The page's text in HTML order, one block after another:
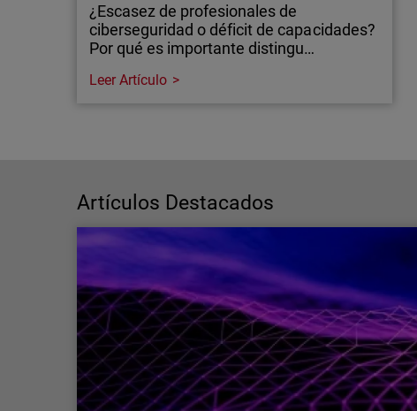
¿Escasez de profesionales de
ciberseguridad o déficit de capacidades?
Por qué es importante distingu…
Por qué es importante distingu…
ciberseguridad es una cuestión de
capacidades, no de talento. Sigue leyendo
para descubrir cómo los servicios MDR
pueden ayudar a cubrir carencias operativas
críticas.
Leer Artículo
Artículos Destacados